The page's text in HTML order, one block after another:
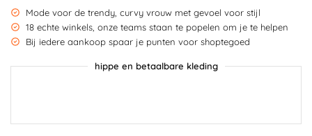
Mode voor de trendy, curvy vrouw met gevoel voor stijl
18 echte winkels, onze teams staan te popelen om je te helpen
Bij iedere aankoop spaar je punten voor shoptegoed
hippe en betaalbare kleding